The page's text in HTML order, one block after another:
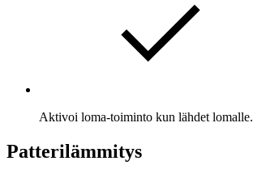
Aktivoi loma-toiminto kun lähdet lomalle.
Patterilämmitys